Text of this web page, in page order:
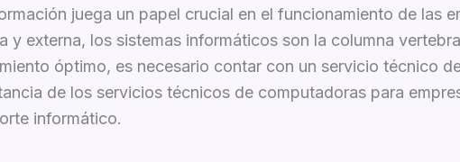
juega un papel crucial en el funcionamiento de las
y externa, los sistemas informáticos son la columna
óptimo, es necesario contar con un servicio técnico
de los servicios técnicos de computadoras para
informático.